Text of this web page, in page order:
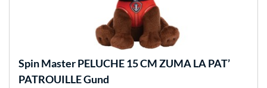
Spin MasterPELUCHE 15 CM ZUMA LA PAT’
PATROUILLE Gund